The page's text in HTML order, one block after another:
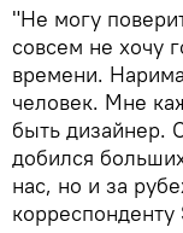
"Не могу
совсем не хочу
времени.
человек. Мне
быть дизайнер.
добился
нас, но и за